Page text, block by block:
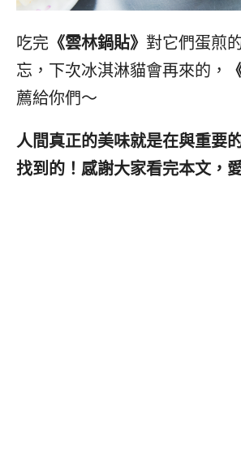
吃完 《雲林鍋貼》 對它們蛋煎
忘，下次冰淇淋貓會再來的，
薦給你們～
人間真正的美味就是在與重要
找到的！感謝大家看完本文，